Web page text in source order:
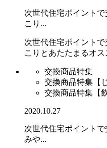
次世代住宅ポイント
こり...
次世代住宅ポイント
こりとあたたまるオス
交換商品特集
交換商品特集【
交換商品特集【
2020.10.27
次世代住宅ポイント
みや...